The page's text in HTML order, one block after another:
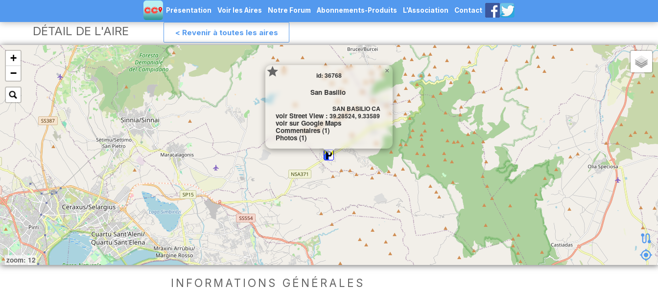
Présentation Voir les Aires Notre Forum Abonnements-Produits L'Association Contact
DÉTAIL DE L'AIRE < Revenir à toutes les aires
zoom: 12
id: 36768
San Basilio
SAN BASILIO CA
voir Street View : 39.28524, 9.33589
voir sur Google Maps
Commentaires (1)
Photos (1)
×
+
−
INFORMATIONS GÉNÉRALES